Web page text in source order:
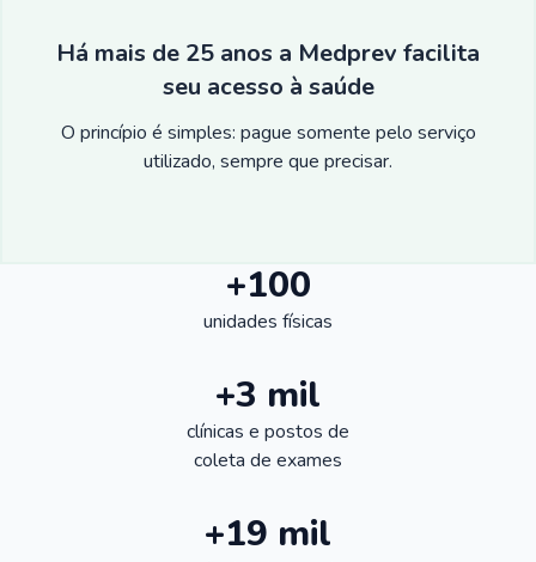
Há mais de 25 anos a Medprev facilita
seu acesso à saúde
O princípio é simples: pague somente pelo serviço
utilizado, sempre que precisar.
+100
unidades físicas
+3 mil
clínicas e postos de
coleta de exames
+19 mil